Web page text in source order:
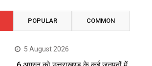
POPULAR COMMON
5 August 2026